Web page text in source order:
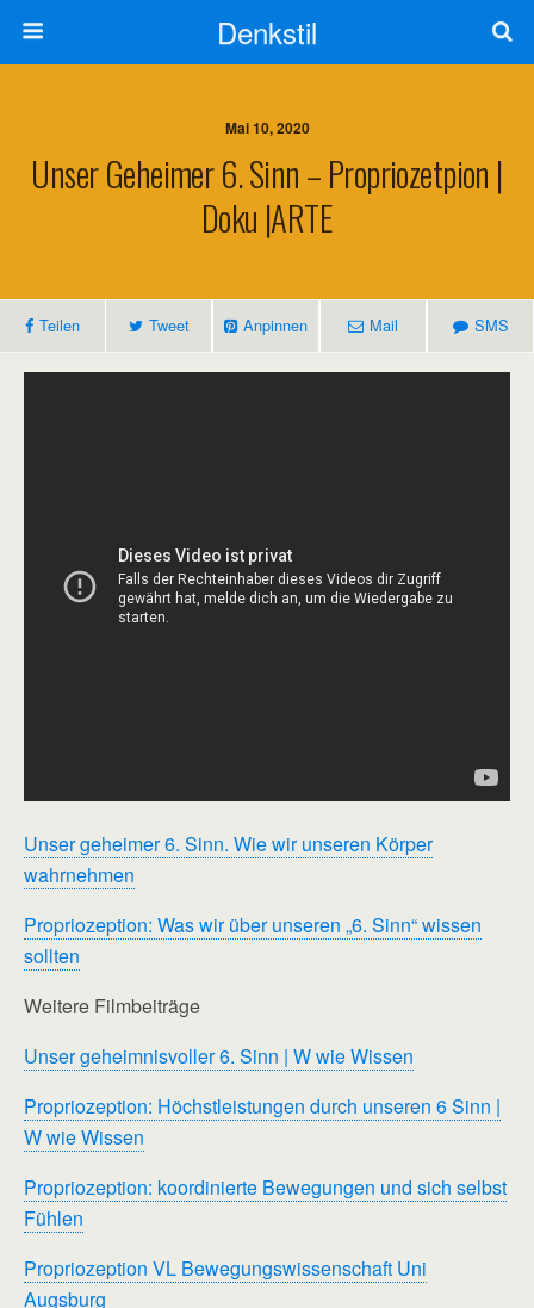
Denkstil
Mai 10, 2020
Unser Geheimer 6. Sinn – Propriozetpion |
Doku |ARTE
Teilen Tweet Anpinnen Mail SMS
Unser geheimer 6. Sinn. Wie wir unseren Körper
wahrnehmen
Propriozeption: Was wir über unseren „6. Sinn“ wissen
sollten
Weitere Filmbeiträge
Unser geheimnisvoller 6. Sinn | W wie Wissen
Propriozeption: Höchstleistungen durch unseren 6 Sinn |
W wie Wissen
Propriozeption: koordinierte Bewegungen und sich selbst
Fühlen
Propriozeption VL Bewegungswissenschaft Uni
Augsburg